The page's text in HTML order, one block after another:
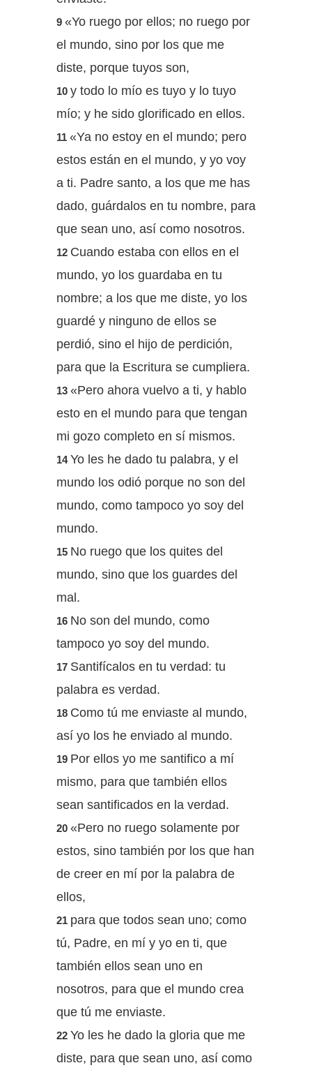
9 «Yo ruego por ellos; no ruego por
el mundo, sino por los que me
diste, porque tuyos son,
10 y todo lo mío es tuyo y lo tuyo
mío; y he sido glorificado en ellos.
11 «Ya no estoy en el mundo; pero
estos están en el mundo, y yo voy
a ti. Padre santo, a los que me has
dado, guárdalos en tu nombre, para
que sean uno, así como nosotros.
12 Cuando estaba con ellos en el
mundo, yo los guardaba en tu
nombre; a los que me diste, yo los
guardé y ninguno de ellos se
perdió, sino el hijo de perdición,
para que la Escritura se cumpliera.
13 «Pero ahora vuelvo a ti, y hablo
esto en el mundo para que tengan
mi gozo completo en sí mismos.
14Yo les he dado tu palabra, y el
mundo los odió porque no son del
mundo, como tampoco yo soy del
mundo.
15 No ruego que los quites del
mundo, sino que los guardes del
mal.
16 No son del mundo, como
tampoco yo soy del mundo.
17 Santifícalos en tu verdad: tu
palabra es verdad.
18 Como tú me enviaste al mundo,
así yo los he enviado al mundo.
19 Por ellos yo me santifico a mí
mismo, para que también ellos
sean santificados en la verdad.
20 «Pero no ruego solamente por
estos, sino también por los que han
de creer en mí por la palabra de
ellos,
21 para que todos sean uno; como
tú, Padre, en mí y yo en ti, que
también ellos sean uno en
nosotros, para que el mundo crea
que tú me enviaste.
22 Yo les he dado la gloria que me
diste, para que sean uno, así como